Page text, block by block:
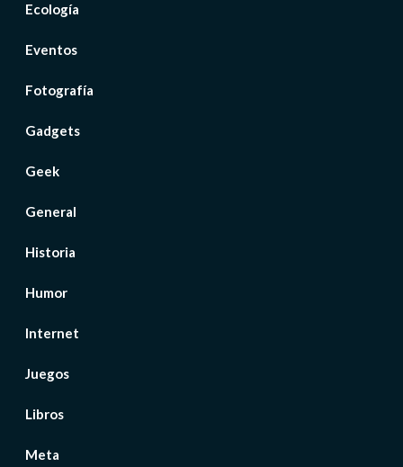
Ecología
Eventos
Fotografía
Gadgets
Geek
General
Historia
Humor
Internet
Juegos
Libros
Meta